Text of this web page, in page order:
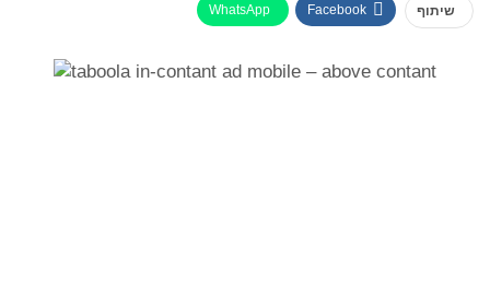
שיתוף Facebook
WhatsApp